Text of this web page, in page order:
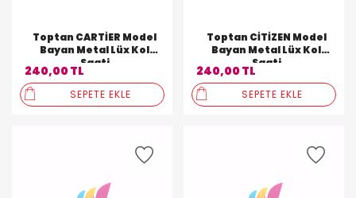
Toptan CARTİER Model
Bayan Metal Lüx Kol
Saati
240,00 TL
SEPETE EKLE
Toptan CİTİZEN Model
Bayan Metal Lüx Kol
Saati
240,00 TL
SEPETE EKLE